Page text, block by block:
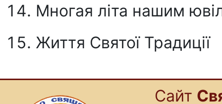
Многая літа нашим
Життя Святої Традиції
Cайт